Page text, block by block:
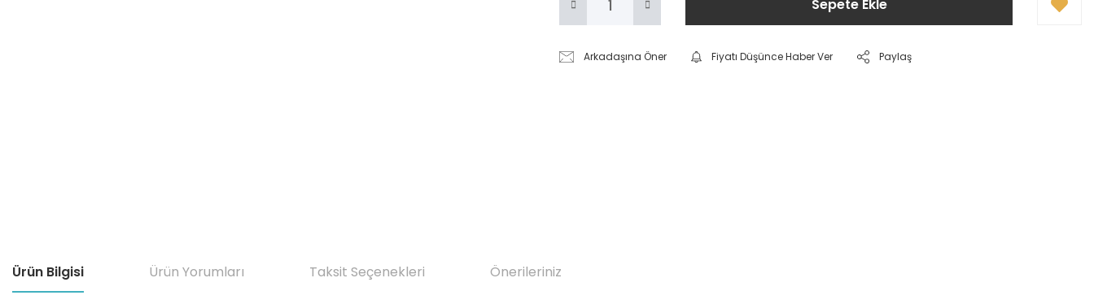
Sepete Ekle
Arkadaşına Öner Fiyatı Düşünce Haber Ver Paylaş
Ürün Bilgisi Ürün Yorumları Taksit Seçenekleri Önerileriniz